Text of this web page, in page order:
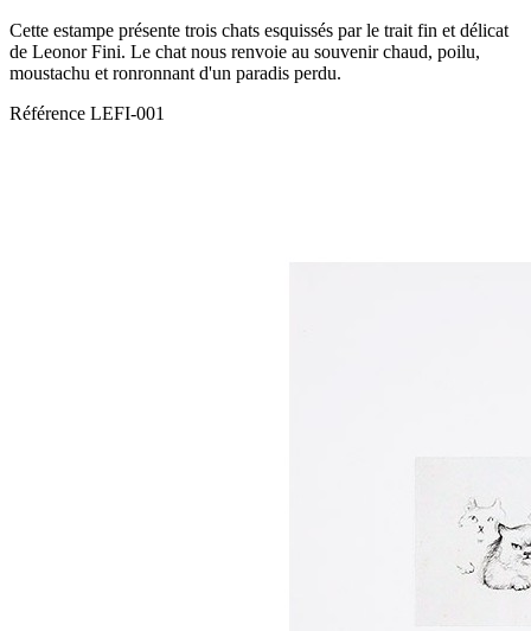
Cette estampe présente trois chats esquissés par le trait fin et délicat
de Leonor Fini. Le chat nous renvoie au souvenir chaud, poilu,
moustachu et ronronnant d'un paradis perdu.
Référence LEFI-001